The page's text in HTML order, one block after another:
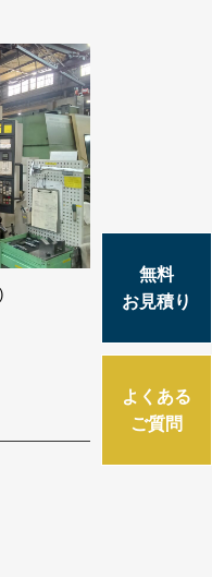
無料
お見積り
よくある
ご質問